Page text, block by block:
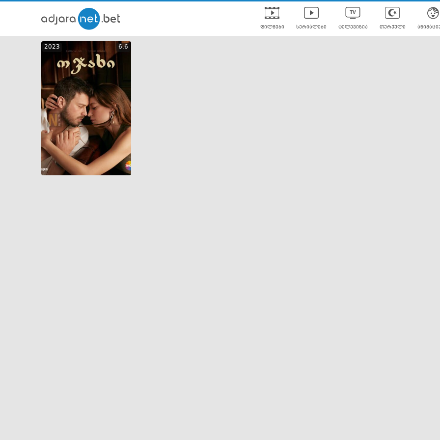
ფილმები სერიალები ტელევიზია თურქული
2023 6.6
GEO ENG RUS